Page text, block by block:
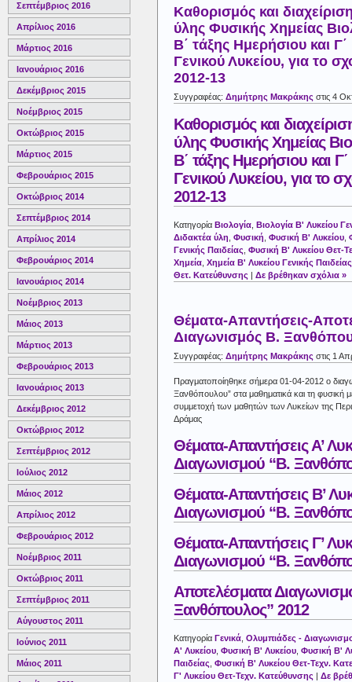
Σεπτέμβριος 2016
Απρίλιος 2016
Μάρτιος 2016
Ιανουάριος 2016
Δεκέμβριος 2015
Νοέμβριος 2015
Οκτώβριος 2015
Μάρτιος 2015
Φεβρουάριος 2015
Οκτώβριος 2014
Σεπτέμβριος 2014
Απρίλιος 2014
Φεβρουάριος 2014
Ιανουάριος 2014
Νοέμβριος 2013
Μάιος 2013
Μάρτιος 2013
Φεβρουάριος 2013
Ιανουάριος 2013
Δεκέμβριος 2012
Οκτώβριος 2012
Σεπτέμβριος 2012
Ιούλιος 2012
Μάιος 2012
Απρίλιος 2012
Φεβρουάριος 2012
Νοέμβριος 2011
Οκτώβριος 2011
Σεπτέμβριος 2011
Αύγουστος 2011
Ιούνιος 2011
Μάιος 2011
Καθορισμός και
ύλης Φυσικής Χημείας
Β΄ τάξης Ημερήσιου και
Γενικού Λυκείου, για το
2012-13
Συγγραφέας: Δημήτρης Μακράκης στις 4
Καθορισμός και
ύλης Φυσικής Χημείας
Β΄ τάξης Ημερήσιου και
Γενικού Λυκείου, για το
2012-13
Κατηγορία Βιολογία Βιολογία Β' Λυκείου
Διδακτέα ύλη Φυσική Φυσική Β' Λυκείου
Γενικής Παιδείας Φυσική Β' Λυκείου Θετ-
Χημεία Χημεία Β' Λυκείου Γενικής Παιδείας
Θετ. Κατεύθυνσης | Δε βρέθηκαν σχόλια »
Θέματα-Απαντήσεις-
Διαγωνισμός Β.
Συγγραφέας: Δημήτρης Μακράκης στις 1
Πραγματοποίηθηκε σήμερα 01-04-2012 ο
Ξανθόπουλου” στα μαθηματικά και τη φυσική
συμμετοχή των μαθητών των Λυκείων της
Δράμας
Θέματα-Απαντήσεις Α’
Διαγωνισμού “Β.
Θέματα-Απαντήσεις Β’
Διαγωνισμού “Β.
Θέματα-Απαντήσεις Γ’
Διαγωνισμού “Β.
Αποτελέσματα
Ξανθόπουλος” 2012
Κατηγορία Γενικά Ολυμπιάδες -
Α' Λυκείου Φυσική Β' Λυκείου Φυσική Β'
Παιδείας Φυσική Β' Λυκείου Θετ-Τεχν.
Γ' Λυκείου Θετ-Τεχν. Κατεύθυνσης | Δε